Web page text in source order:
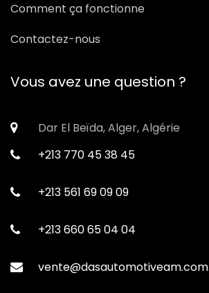
Comment ça fonctionne
Contactez-nous
Vous avez une question ?
Dar El Beïda, Alger, Algérie
+213 770 45 38 45
+213 561 69 09 09
+213 660 65 04 04